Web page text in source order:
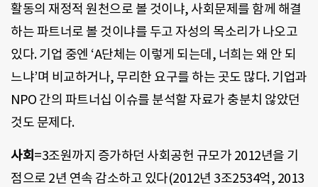
활동의 재정적 원천으로 볼 것이냐, 사회문제를 함께 해결
하는 파트너로 볼 것이냐를 두고 자성의 목소리가 나오고
있다. 기업 중엔 ‘A단체는 이렇게 되는데, 너희는 왜 안 되
느냐’며 비교하거나, 무리한 요구를 하는 곳도 많다. 기업과
NPO 간의 파트너십 이슈를 분석할 자료가 충분치 않았던
것도 문제다.
사회=3조원까지 증가하던 사회공헌 규모가 2012년을 기
점으로 2년 연속 감소하고 있다(2012년 3조2534억, 2013